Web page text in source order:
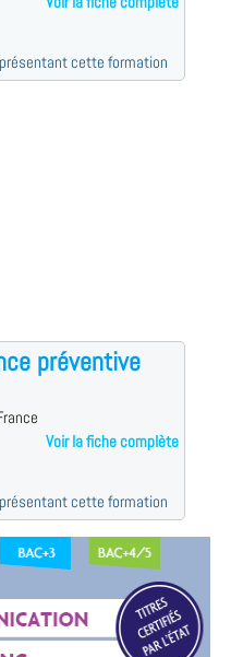
cette formation
préventive
Voir la fiche complète
cette formation